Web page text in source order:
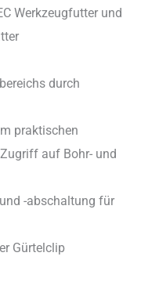
Werkzeugfutter und
durch
praktischen
auf Bohr- und
-abschaltung für
Gürtelclip